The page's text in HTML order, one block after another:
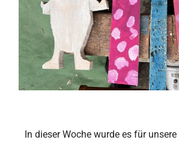
In dieser Woche wurde es für